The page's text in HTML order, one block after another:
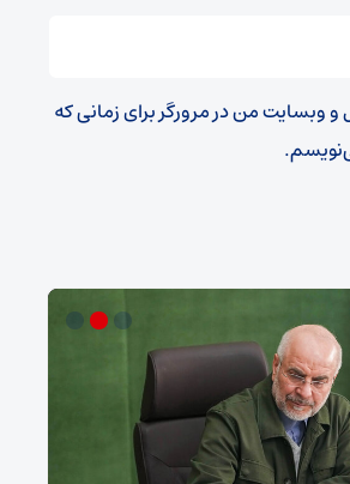
و وبسایت من در مرورگر برای زمانی که